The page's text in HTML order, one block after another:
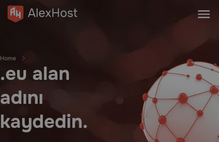
Home
.eu alan
adını
kaydedin.